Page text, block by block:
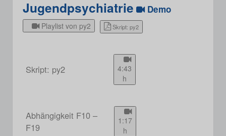
Jugendpsychiatrie
Demo
Playlist von py2 Skript: py2
Skript: py2
4:43
h
Abhängigkeit F10 –
F19
1:17
h